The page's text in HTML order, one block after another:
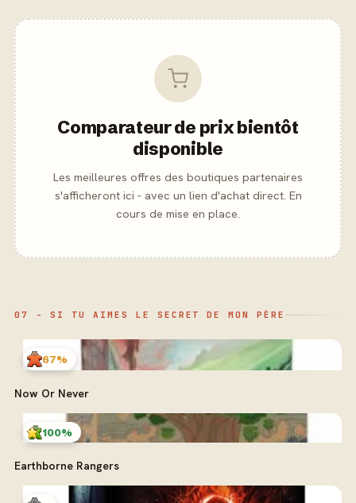
Comparateur de prix bientôt
disponible
Les meilleures offres des boutiques partenaires
s'afficheront ici - avec un lien d'achat direct. En
cours de mise en place.
07 - SI TU AIMES LE SECRET DE MON PÈRE
67%
Now Or Never
100%
Earthborne Rangers